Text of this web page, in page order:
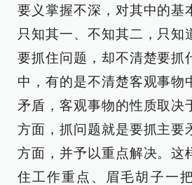
要义掌握不深，对其中的基
只知其一、不知其二，只知
要抓住问题，却不清楚要抓
中，有的是不清楚客观事物
矛盾，客观事物的性质取决
方面，抓问题就是要抓主要
方面，并予以重点解决。这
住工作重点、眉毛胡子一